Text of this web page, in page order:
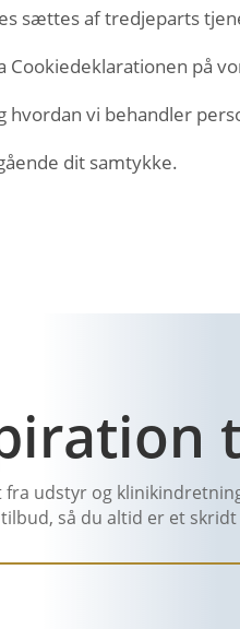
sættes af tredjeparts
på
vi behandler
dit samtykke.
udstyr og
så du altid er et